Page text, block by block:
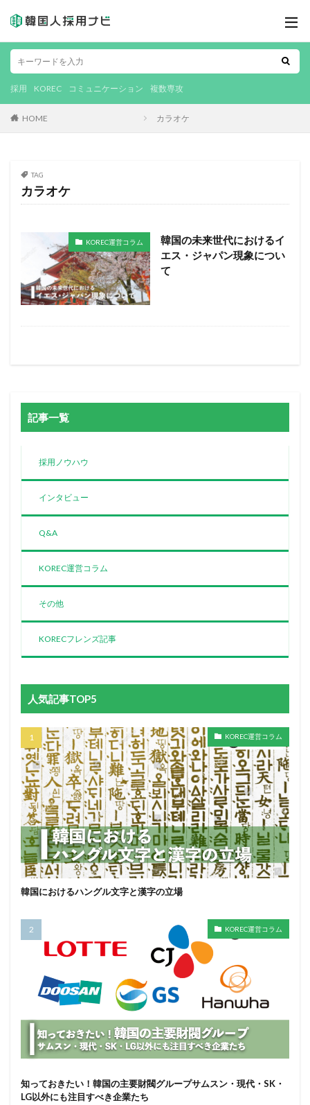
採用 KOREC コミュニケーション 複数専攻
HOME カラオケ
TAG
カラオケ
KOREC運営コラム
韓国の未来世代におけるイ
エス・ジャパン現象につい
て
記事一覧
採用ノウハウ
インタビュー
Q&A
KOREC運営コラム
その他
KORECフレンズ記事
人気記事TOP5
KOREC運営コラム
韓国におけるハングル文字と漢字の立場
KOREC運営コラム
知っておきたい！韓国の主要財閥グループサムスン・現代・SK・
LG以外にも注目すべき企業たち